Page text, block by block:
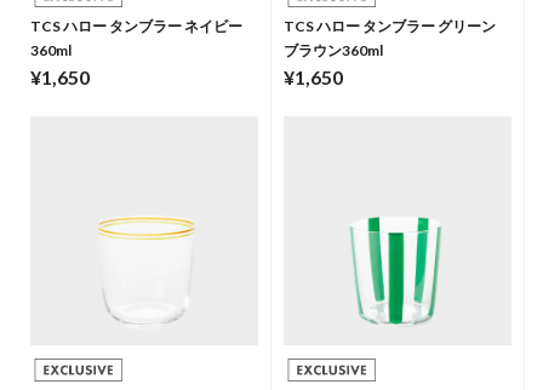
TCS ハロー タンブラー ネイビー
360ml
¥1,650
TCS ハロー タンブラー グリーン
ブラウン360ml
¥1,650